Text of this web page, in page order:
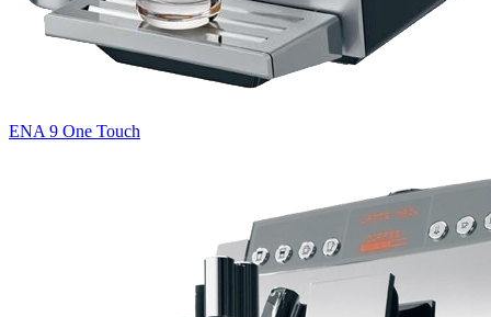
ENA 9 One Touch